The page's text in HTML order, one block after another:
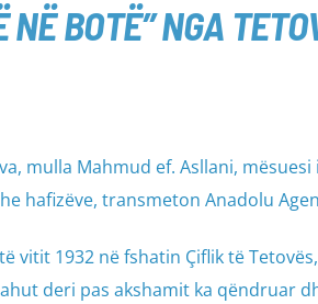
BOTË” NGA
mulla Mahmud ef. Asllani, mësuesi
hafizëve, transmeton Anadolu
vitit 1932 në fshatin Çiflik të
deri pas akshamit ka qëndruar